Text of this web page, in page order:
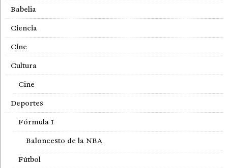
Babelia
Ciencia
Cine
Cultura
Cine
Deportes
Fórmula 1
Baloncesto de la NBA
Fútbol